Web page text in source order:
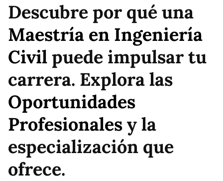
Descubre por qué una
Maestría en Ingeniería
Civilpuede impulsar tu
carrera. Explora las
Oportunidades
Profesionalesy la
especialización que
ofrece.